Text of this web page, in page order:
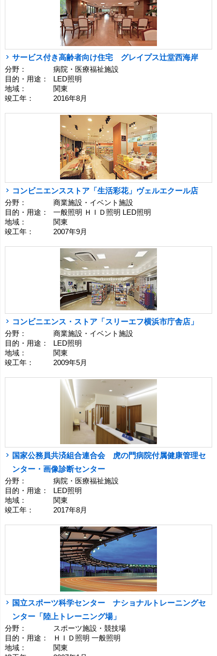
サービス付き高齢者向け住宅 グレイプス辻堂西海岸
分野：
病院・医療福祉施設
目的・用途：
LED照明
地域：
関東
竣工年：
2016年8月
コンビニエンスストア「生活彩花」ヴェルエクール店
分野：
商業施設・イベント施設
目的・用途：
一般照明 ＨＩＤ照明 LED照明
地域：
関東
竣工年：
2007年9月
コンビニエンス・ストア「スリーエフ横浜市庁舎店」
分野：
商業施設・イベント施設
目的・用途：
LED照明
地域：
関東
竣工年：
2009年5月
国家公務員共済組合連合会 虎の門病院付属健康管理セ
ンター・画像診断センター
分野：
病院・医療福祉施設
目的・用途：
LED照明
地域：
関東
竣工年：
2017年8月
国立スポーツ科学センター ナショナルトレーニングセ
ンター「陸上トレーニング場」
分野：
スポーツ施設・競技場
目的・用途：
ＨＩＤ照明 一般照明
地域：
関東